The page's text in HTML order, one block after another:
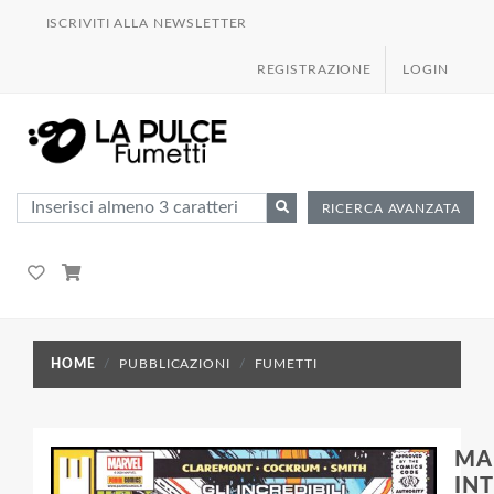
ISCRIVITI ALLA NEWSLETTER
REGISTRAZIONE LOGIN
RICERCA AVANZATA
HOME PUBBLICAZIONI FUMETTI